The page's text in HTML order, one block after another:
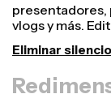
y ajustarlo
cualquier otra
Instagram,